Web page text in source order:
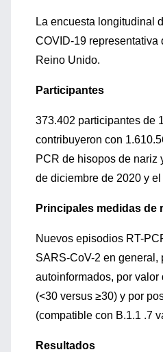
La encuesta longitudinal
COVID-19 representativa
Reino Unido.
Participantes
373.402 participantes de
contribuyeron con
PCR de hisopos de nariz
de diciembre de 2020 y
Principales medidas de
Nuevos episodios RT-
SARS-CoV-2 en general,
autoinformados, por
(<30 versus ≥30) y por
(compatible con B.1.1 .7
Resultados